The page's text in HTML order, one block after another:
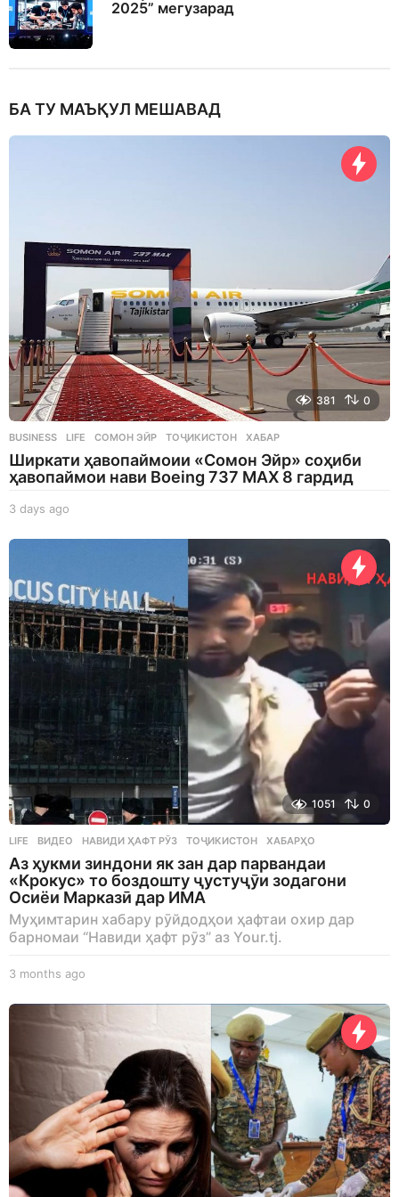
2025” мегузарад
БА ТУ МАЪҚУЛ МЕШАВАД
381 0
BUSINESS ,LIFE СОМОН ЭЙР ,ТОҶИКИСТОН ,ХАБАР
Ширкати ҳавопаймоии «Сомон Эйр» соҳиби
ҳавопаймои нави Boeing 737 MAX 8 гардид
3 days ago
a
a
g
o
1051 0
LIFE ВИДЕО ,НАВИДИ ҲАФТ РӮЗ ,ТОҶИКИСТОН ,ХАБАРҲО
Аз ҳукми зиндони як зан дар парвандаи
«Крокус» то боздошту ҷустуҷӯи зодагони
Осиёи Марказӣ дар ИМА
Муҳимтарин хабару рӯйдодҳои ҳафтаи охир дар
барномаи “Навиди ҳафт рӯз” аз Your.tj.
3 months ago
o
n
s
a
g
o